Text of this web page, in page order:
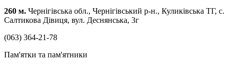
260 м. Чернігівська обл., Чернігівський р-н., Куликівська ТГ, с.
Салтикова Дівиця, вул. Деснянська, 3г
(063) 364-21-78
Пам'ятки та пам'ятники